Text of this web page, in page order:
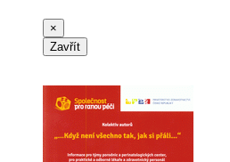
×
Zavřít